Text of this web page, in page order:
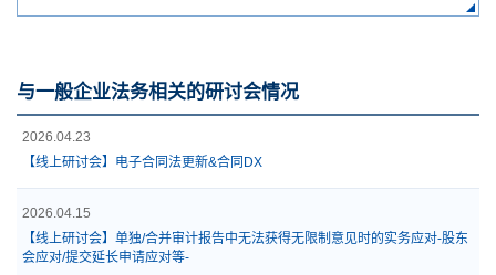
与一般企业法务相关的研讨会情况
2026.04.23
【线上研讨会】电子合同法更新&合同DX
2026.04.15
【线上研讨会】单独/合并审计报告中无法获得无限制意见时的实务应对-股东
会应对/提交延长申请应对等-